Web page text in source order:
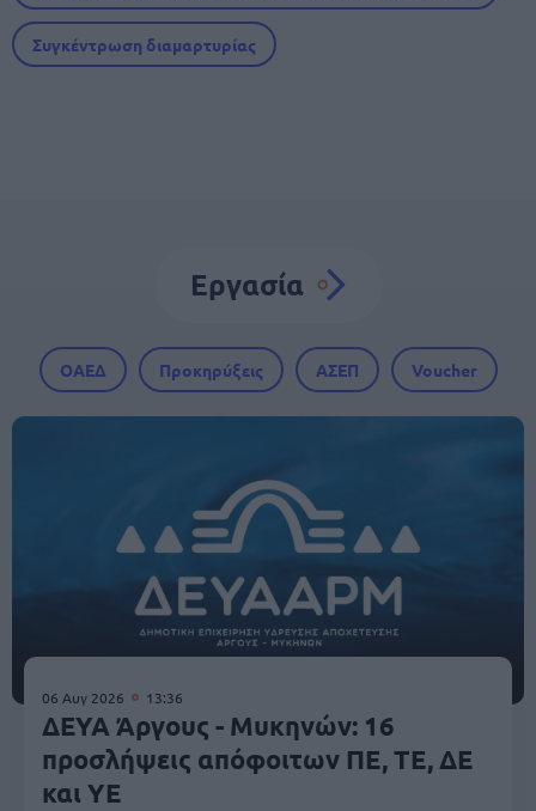
Συγκέντρωση διαμαρτυρίας
Εργασία
ΟΑΕΔ Προκηρύξεις ΑΣΕΠ Voucher
06 Αυγ 2026 13:36
ΔΕΥΑ Άργους - Μυκηνών: 16
προσλήψεις απόφοιτων ΠΕ, ΤΕ, ΔΕ
και ΥΕ